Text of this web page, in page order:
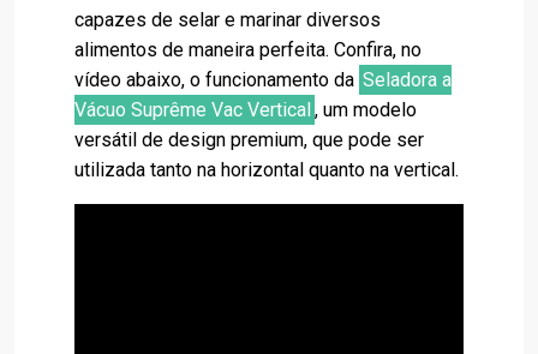
capazes de selar e marinar diversos
alimentos de maneira perfeita. Confira, no
vídeo abaixo, o funcionamento da Seladora a
Vácuo Suprême Vac Vertical , um modelo
versátil de design premium, que pode ser
utilizada tanto na horizontal quanto na vertical.